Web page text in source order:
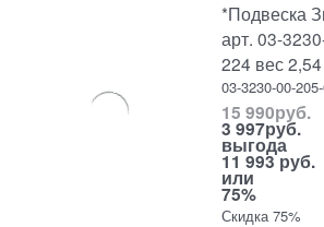
*Подвеска
арт. 03-
224 вес 2,54
03-3230-00-
15 990руб.
3 997руб.
выгода
11 993 руб.
или
75%
Скидка 75%